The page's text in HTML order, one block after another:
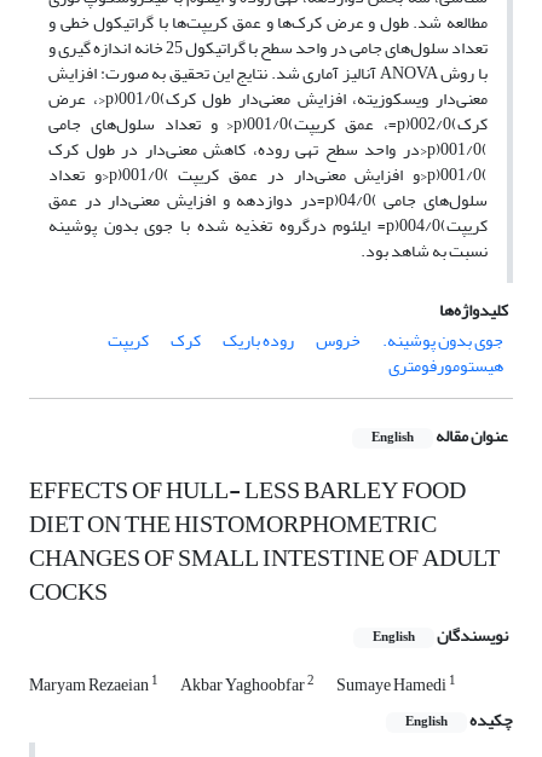
مطالعه شد. طول و عرض کرک‌ها و عمق کریپت‌ها با گراتیکول خطی و
تعداد سلول‌های جامی در واحد سطح با گراتیکول 25 خانه اندازه گیری و
با روش ANOVA آنالیز آماری شد. نتایج این تحقیق به صورت: افزایش
معنی‌دار ویسکوزیته، افزایش معنی‌دار طول کرک‌)001/0(p<‌، عرض
کرک‌)002/0(p=‌، عمق کریپت‌)001/0(p<‌ و تعداد سلول‌های جامی
‌)001/0(p<‌در واحد سطح تهی روده، کاهش معنی‌دار در طول کرک
‌)001/0(p<‌و افزایش معنی‌دار در عمق کریپت ‌)001/0(p<‌و تعداد
سلول‌های جامی ‌)04/0(p=‌در دوازدهه و افزایش معنی‌دار در عمق
کریپت‌)004/0(p=‌ ایلئوم درگروه تغذیه شده با جوی بدون پوشینه
نسبت به شاهد بود.
کلیدواژه‌ها
جوی بدون پوشینه.
خروس روده باریک کرک کریپت
هیستومورفومتری
عنوان مقاله English
EFFECTS OF HULL- LESS BARLEY FOOD
DIET ON THE HISTOMORPHOMETRIC
CHANGES OF SMALL INTESTINE OF ADULT
COCKS
نویسندگان English
Maryam Rezaeian1 Akbar Yaghoobfar2 Sumaye Hamedi1
چکیده English